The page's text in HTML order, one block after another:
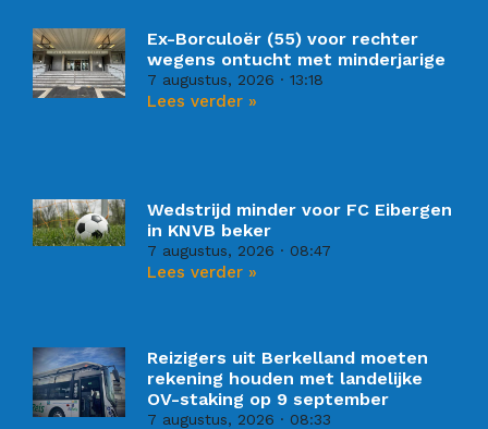
Ex-Borculoër (55) voor rechter
wegens ontucht met minderjarige
7 augustus, 2026 13:18
Lees verder »
Wedstrijd minder voor FC Eibergen
in KNVB beker
7 augustus, 2026 08:47
Lees verder »
Reizigers uit Berkelland moeten
rekening houden met landelijke
OV-staking op 9 september
7 augustus, 2026 08:33